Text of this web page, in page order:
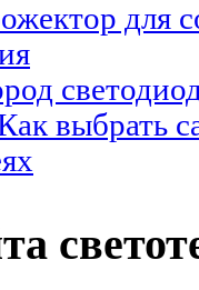
для
выбрать